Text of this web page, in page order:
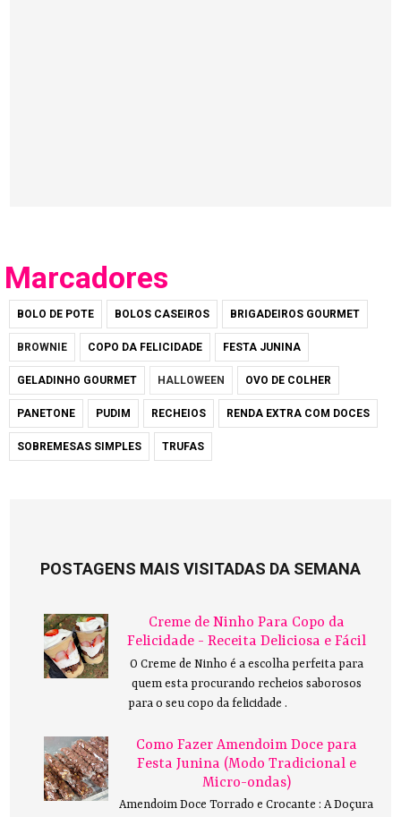
Marcadores
BOLO DE POTE BOLOS CASEIROS BRIGADEIROS GOURMET
BROWNIE COPO DA FELICIDADE FESTA JUNINA
GELADINHO GOURMET HALLOWEEN OVO DE COLHER
PANETONE PUDIM RECHEIOS RENDA EXTRA COM DOCES
SOBREMESAS SIMPLES TRUFAS
POSTAGENS MAIS VISITADAS DA SEMANA
Creme de Ninho Para Copo da
Felicidade - Receita Deliciosa e Fácil
O Creme de Ninho é a escolha perfeita para
quem esta procurando recheios saborosos
para o seu copo da felicidade .
Como Fazer Amendoim Doce para
Festa Junina (Modo Tradicional e
Micro-ondas)
Amendoim Doce Torrado e Crocante : A Doçura